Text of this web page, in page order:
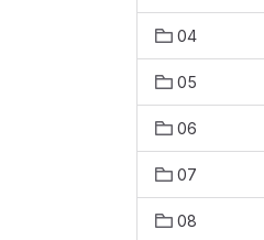
04
05
06
07
08